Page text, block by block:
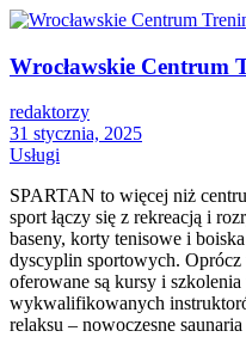
Wrocławskie Centrum
redaktorzy
31 stycznia, 2025
Usługi
SPARTAN to więcej niż
sport łączy się z rekreacją i
baseny, korty tenisowe i
dyscyplin sportowych.
oferowane są kursy i
wykwalifikowanych
relaksu – nowoczesne